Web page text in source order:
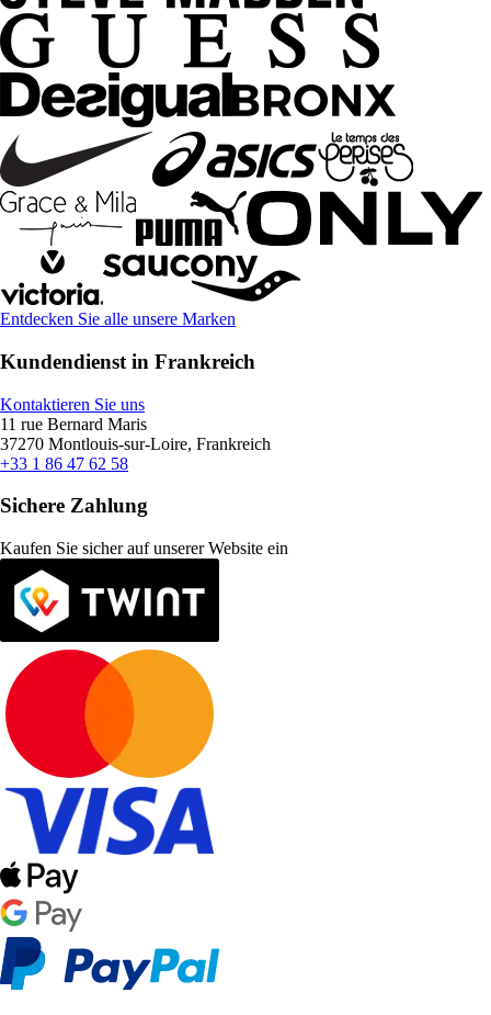
Entdecken Sie alle unsere Marken
Kundendienst in Frankreich
Kontaktieren Sie uns
11 rue Bernard Maris
37270 Montlouis-sur-Loire, Frankreich
+33 1 86 47 62 58
Sichere Zahlung
Kaufen Sie sicher auf unserer Website ein